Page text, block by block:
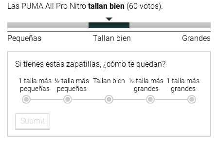
Las PUMA All Pro Nitro tallan bien (60 votos).
Pequeñas Tallan bien Grandes
Si tienes estas zapatillas, ¿cómo te quedan?
1 talla más
pequeñas
½ talla más
pequeñas
Tallan bien ½ talla más
grandes
1 talla más
grandes
Submit